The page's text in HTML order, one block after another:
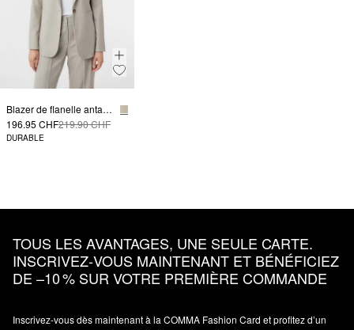
Blazer de flanelle antaillé
196.95 CHF219.90 CHF
DURABLE
TOUS LES AVANTAGES, UNE SEULE CARTE.
INSCRIVEZ‑VOUS MAINTENANT ET BÉNÉFICIEZ
DE –10 % SUR VOTRE PREMIÈRE COMMANDE
Inscrivez‑vous dès maintenant à la COMMA Fashion Card et profitez d’un